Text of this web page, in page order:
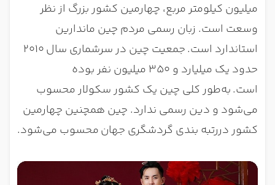
میلیون کیلومتر مربع، چهارمین کشور بزرگ از نظر
وسعت است. زبان رسمی مردم چین ماندارین
استاندارد است.جمعیت چین در سرشماری سال۲۰۱۰
حدود یک میلیارد و ۳5۰ میلیون نفر بوده
است.به‌طور کلی چین یک کشور سکولار محسوب
می‌شود و دین رسمی ندارد. چین همچنین چهارمین
کشور دررتبه بندی گردشگری جهانمحسوب می‌شود.